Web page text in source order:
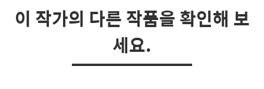
이 작가의 다른 작품을 확인해 보
세요.